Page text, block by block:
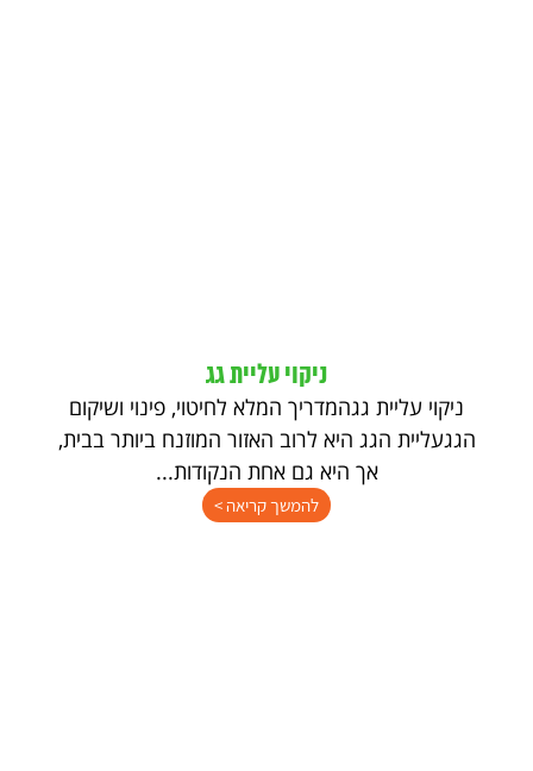
ניקוי עליית גג
ניקוי עליית גגהמדריך המלא לחיטוי, פינוי ושיקום
הגגעליית הגג היא לרוב האזור המוזנח ביותר בבית,
אך היא גם אחת הנקודות...
להמשך קריאה >